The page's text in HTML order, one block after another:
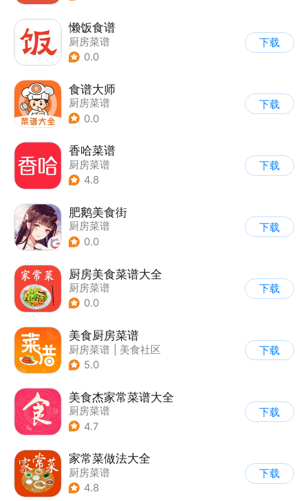
懒饭食谱
厨房菜谱
0.0
下载
食谱大师
厨房菜谱
0.0
下载
香哈菜谱
厨房菜谱
4.8
下载
肥鹅美食街
厨房菜谱
0.0
下载
厨房美食菜谱大全
厨房菜谱
0.0
下载
美食厨房菜谱
厨房菜谱
美食社区
5.0
下载
美食杰家常菜谱大全
厨房菜谱
4.7
下载
家常菜做法大全
厨房菜谱
4.8
下载